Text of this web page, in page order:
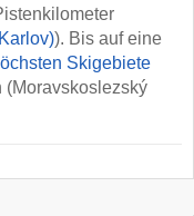
). Bis auf eine
Skigebiete
(Moravskoslezský